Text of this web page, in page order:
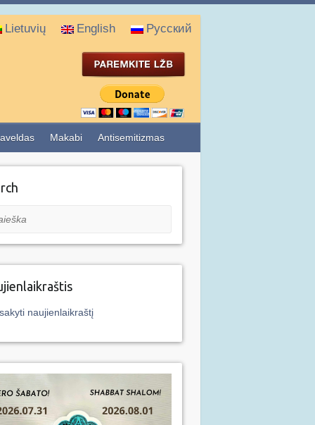
Lietuvių English Русский
Makabi Antisemitizmas
naujienlaikraštį